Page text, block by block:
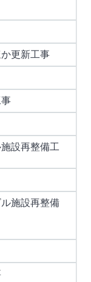
更新工事
設再整備工
施設再整備